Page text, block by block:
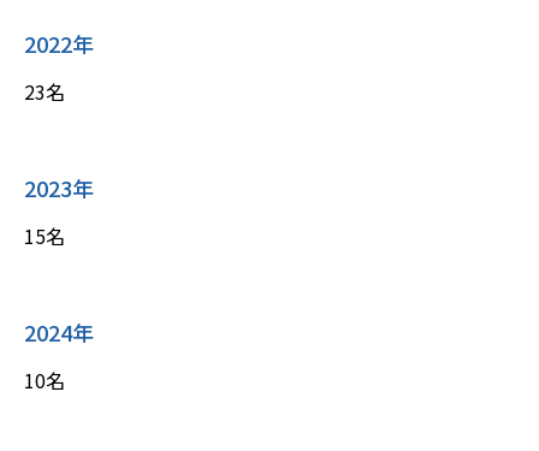
2022年
23名
2023年
15名
2024年
10名